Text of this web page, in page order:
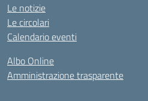
Le notizie
Le circolari
Calendario eventi
Albo Online
Amministrazione trasparente